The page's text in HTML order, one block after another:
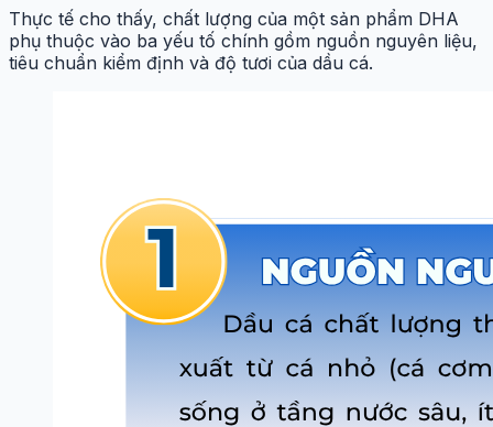
Thực tế cho thấy, chất lượng của một sản phẩm DHA
phụ thuộc vào ba yếu tố chính gồm nguồn nguyên liệu,
tiêu chuẩn kiểm định và độ tươi của dầu cá.